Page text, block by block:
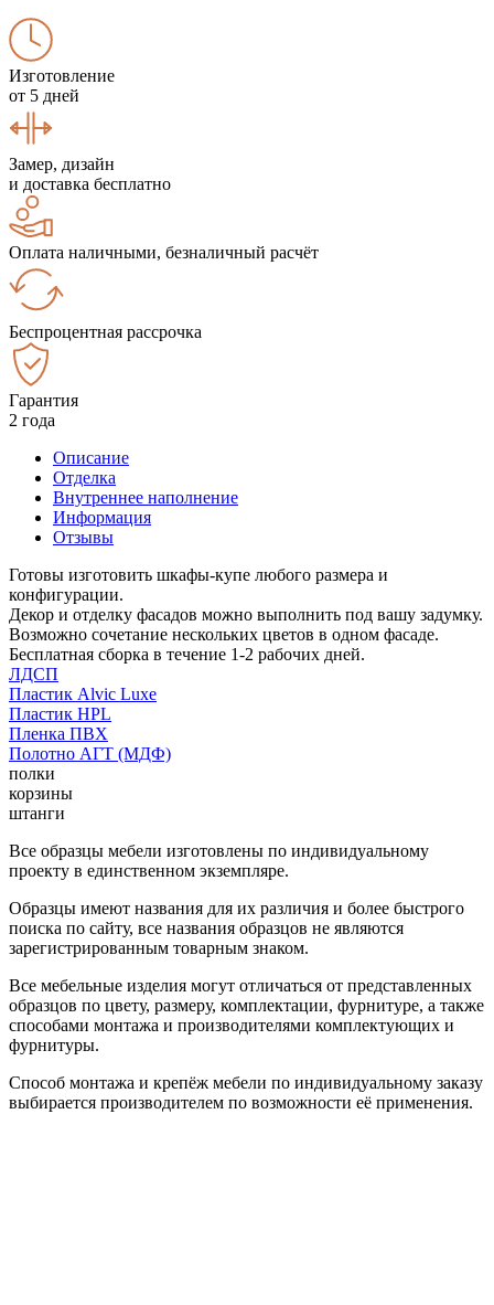
Изготовление
от 5 дней
Замер, дизайн
и доставка бесплатно
Оплата наличными, безналичный расчёт
Беспроцентная рассрочка
Гарантия
2 года
Описание
Отделка
Внутреннее наполнение
Информация
Отзывы
Готовы изготовить шкафы-купе любого размера и
конфигурации.
Декор и отделку фасадов можно выполнить под вашу задумку.
Возможно сочетание нескольких цветов в одном фасаде.
Бесплатная сборка в течение 1-2 рабочих дней.
ЛДСП
Пластик Alvic Luxe
Пластик HPL
Пленка ПВХ
Полотно АГТ (МДФ)
полки
корзины
штанги
Все образцы мебели изготовлены по индивидуальному
проекту в единственном экземпляре.
Образцы имеют названия для их различия и более быстрого
поиска по сайту, все названия образцов не являются
зарегистрированным товарным знаком.
Все мебельные изделия могут отличаться от представленных
образцов по цвету, размеру, комплектации, фурнитуре, а также
способами монтажа и производителями комплектующих и
фурнитуры.
Способ монтажа и крепёж мебели по индивидуальному заказу
выбирается производителем по возможности её применения.